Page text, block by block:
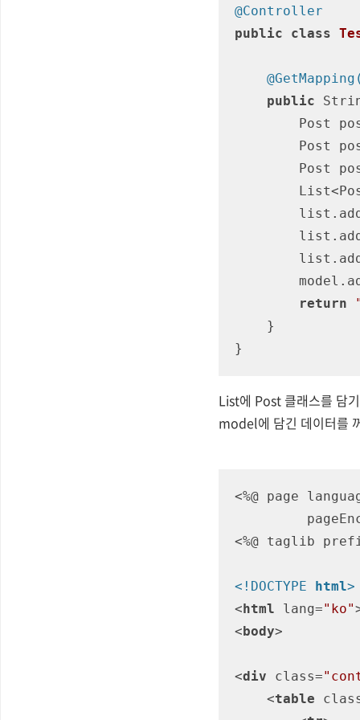
@Controller
public
class
public
return
}
List에 Post 클래스를 담
model에 담긴 데이터를
<%@ page
<%@ taglib
<!DOCTYPE html>
<html lang="ko"
<body>
<div class=
<table